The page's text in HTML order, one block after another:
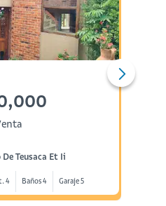
Teusaca Et Ii
4 Baños 4 Garaje 5
Valor